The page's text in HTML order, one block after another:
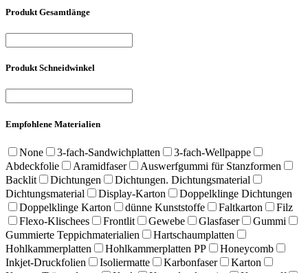
Produkt Gesamtlänge
Produkt Schneidwinkel
Empfohlene Materialien
None 3-fach-Sandwichplatten
3-fach-Wellpappe
Abdeckfolie
Aramidfaser
Auswerfgummi für Stanzformen
Backlit
Dichtungen
Dichtungen. Dichtungsmaterial
Dichtungsmaterial
Display-Karton
Doppelklinge Dichtungen
Doppelklinge Karton
dünne Kunststoffe Faltkarton
Filz
Flexo-Klischees
Frontlit Gewebe Glasfaser
Gummi
Gummierte Teppichmaterialien
Hartschaumplatten
Hohlkammerplatten
Hohlkammerplatten PP
Honeycomb
Inkjet-Druckfolien
Isoliermatte Karbonfaser
Karton